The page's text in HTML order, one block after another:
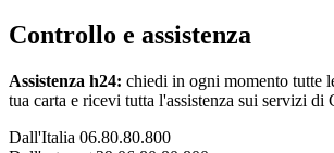
Controllo e assistenza
Assistenza h24: chiedi in ogni momento tutte
tua carta e ricevi tutta l'assistenza sui servizi di
Dall'Italia 06.80.80.800